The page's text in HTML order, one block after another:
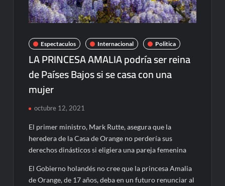
Espectaculos Internacional Politica
LA PRINCESA AMALIA podría ser reina
de Países Bajos si se casa con una
mujer
octubre 12, 2021
El primer ministro, Mark Rutte, asegura que la
heredera de la Casa de Orange no perdería sus
derechos dinásticos si eligiera una pareja femenina
El Gobierno holandés no cree que la princesa Amalia
de Orange, de 17 años, deba en un futuro renunciar al